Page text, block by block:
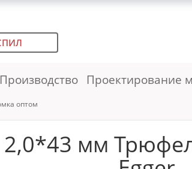
Производство Проектирование
оптом
2,0*43 мм